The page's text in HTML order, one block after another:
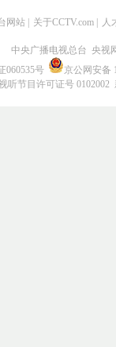
网站 关于CCTV.com 人
中央广播电视总台 央视
060535号
京公网安备
听节目许可证号 0102002